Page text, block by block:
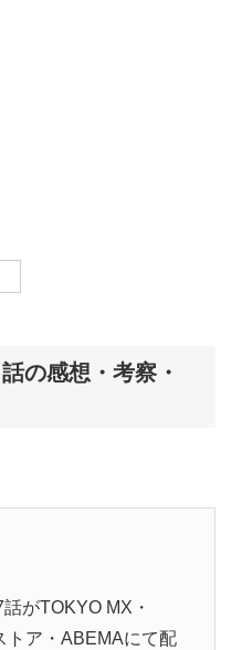
の感想・考察・
がTOKYO MX・
トア・ABEMAにて配